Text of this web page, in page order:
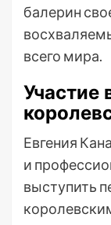
балерин
всего мира.
Участие
Евгения
и
выступить